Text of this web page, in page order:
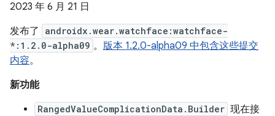
2023 年 6 月 21 日
发布了
androidx.wear.watchface:watchface-
*:1.2.0-alpha09 。 版本 1.2.0-alpha09 中包含这些提交
内容。
新功能
RangedValueComplicationData.Builder 现在接